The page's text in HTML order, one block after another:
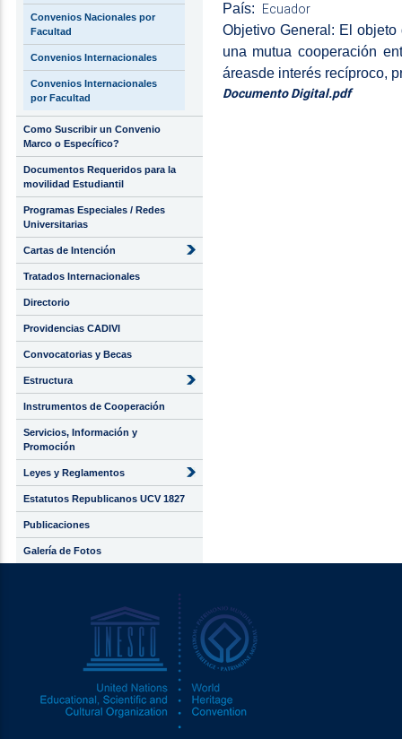
Convenios Nacionales por
Facultad
Convenios Internacionales
Convenios Internacionales
por Facultad
Como Suscribir un Convenio
Marco o Específico?
Documentos Requeridos para la
movilidad Estudiantil
Programas Especiales / Redes
Universitarias
Cartas de Intención
Tratados Internacionales
Directorio
Providencias CADIVI
Convocatorias y Becas
Estructura
Instrumentos de Cooperación
Servicios, Información y
Promoción
Leyes y Reglamentos
Estatutos Republicanos UCV 1827
Publicaciones
Galería de Fotos
País: Ecuador
Objetivo General: El
una mutua cooperación
áreasde interés recíproco,
Documento Digital.pdf